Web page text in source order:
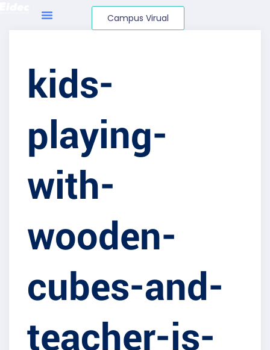
Campus Virual
kids-
playing-
with-
wooden-
cubes-and-
teacher-is-